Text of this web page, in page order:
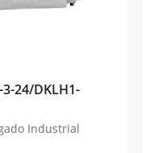
24/DKLH1-
Industrial